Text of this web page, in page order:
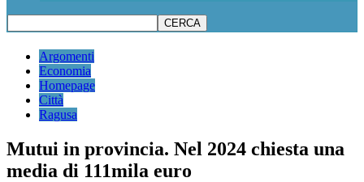
Argomenti
Economia
Homepage
Città
Ragusa
Mutui in provincia. Nel 2024 chiesta una
media di 111mila euro